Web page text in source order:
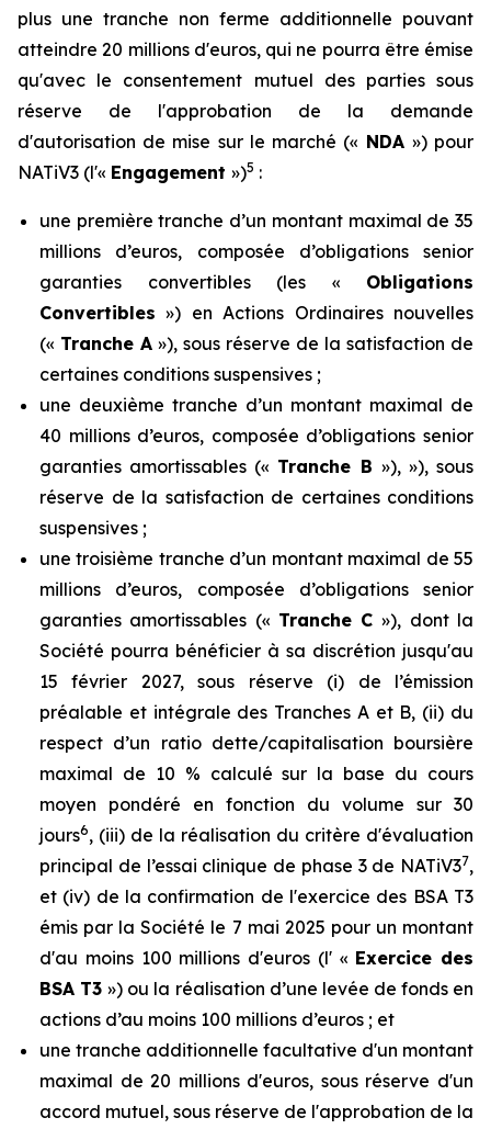
plus une tranche non ferme additionnelle pouvant
atteindre 20 millions d'euros, qui ne pourra être émise
qu'avec le consentement mutuel des parties sous
réserve de l'approbation de la demande
d'autorisation de mise sur le marché (« NDA ») pour
NATiV3 (l'« Engagement »)5 :
une première tranche d’un montant maximal de 35
millions d’euros, composée d’obligations senior
garanties convertibles (les « Obligations
Convertibles ») en Actions Ordinaires nouvelles
(« Tranche A »), sous réserve de la satisfaction de
certaines conditions suspensives ;
une deuxième tranche d’un montant maximal de
40 millions d’euros, composée d’obligations senior
garanties amortissables (« Tranche B »), »), sous
réserve de la satisfaction de certaines conditions
suspensives ;
une troisième tranche d’un montant maximal de 55
millions d’euros, composée d’obligations senior
garanties amortissables (« Tranche C»), dont la
Société pourra bénéficier à sa discrétion jusqu'au
15 février 2027, sous réserve (i) de l’émission
préalable et intégrale des Tranches A et B, (ii) du
respect d’un ratio dette/capitalisation boursière
maximal de 10 % calculé sur la base du cours
moyen pondéré en fonction du volume sur 30
jours6, (iii) de la réalisation du critère d'évaluation
principal de l’essai clinique de phase 3 de NATiV37,
et (iv) de la confirmation de l'exercice des BSA T3
émis par la Société le 7 mai 2025 pour un montant
d'au moins 100 millions d'euros (l' « Exercice des
BSA T3») ou la réalisation d’une levée de fonds en
actions d’au moins 100 millions d’euros ; et
une tranche additionnelle facultative d'un montant
maximal de 20 millions d'euros, sous réserve d'un
accord mutuel, sous réserve de l'approbation de la